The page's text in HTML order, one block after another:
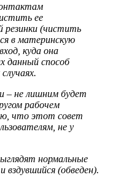
ее
(чистить
в материнскую
куда она
данный способ
– не лишним будет
рабочем
что этот совет
не у
нормальные
вздувшийся (обведен).